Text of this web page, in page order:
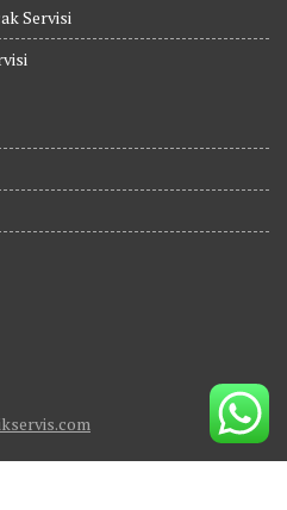
Servisi